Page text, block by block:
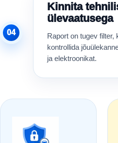
04
Kinnita
ülevaatusega
Raport on tugev filter,
kontrollida
ja elektroonikat.